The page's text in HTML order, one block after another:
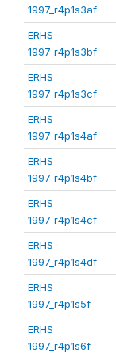
1997_r4p1s3af
ERHS
1997_r4p1s3bf
ERHS
1997_r4p1s3cf
ERHS
1997_r4p1s4af
ERHS
1997_r4p1s4bf
ERHS
1997_r4p1s4cf
ERHS
1997_r4p1s4df
ERHS
1997_r4p1s5f
ERHS
1997_r4p1s6f